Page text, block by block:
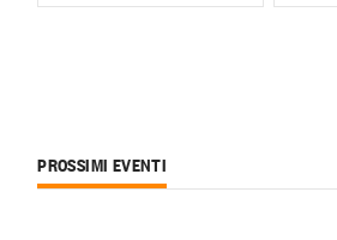
PROSSIMI EVENTI